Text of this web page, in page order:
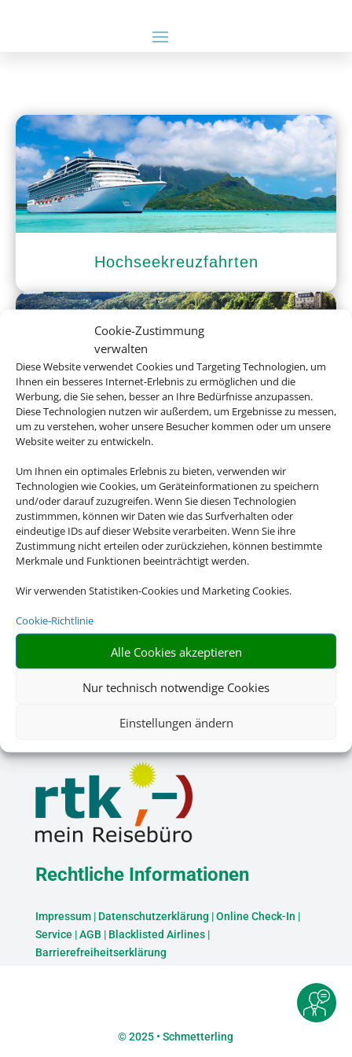
Cookie-Zustimmung
verwalten
Diese Website verwendet Cookies und Targeting Technologien, um
Ihnen ein besseres Internet-Erlebnis zu ermöglichen und die
Werbung, die Sie sehen, besser an Ihre Bedürfnisse anzupassen.
Diese Technologien nutzen wir außerdem, um Ergebnisse zu messen,
um zu verstehen, woher unsere Besucher kommen oder um unsere
Website weiter zu entwickeln.
Um Ihnen ein optimales Erlebnis zu bieten, verwenden wir
Technologien wie Cookies, um Geräteinformationen zu speichern
und/oder darauf zuzugreifen. Wenn Sie diesen Technologien
zustimmmen, können wir Daten wie das Surfverhalten oder
eindeutige IDs auf dieser Website verarbeiten. Wenn Sie ihre
Zustimmung nicht erteilen oder zurückziehen, können bestimmte
Merkmale und Funktionen beeinträchtigt werden.
Wir verwenden Statistiken-Cookies und Marketing Cookies.
Cookie-Richtlinie
Alle Cookies akzeptieren
Nur technisch notwendige Cookies
Einstellungen ändern
Hochseekreuzfahrten
Flusskreuzfahrten
Rechtliche Informationen
Impressum| Datenschutzerklärung |Online Check-In |
Service |AGB | Blacklisted Airlines|
Barrierefreiheitserklärung
©2025 • Schmetterling